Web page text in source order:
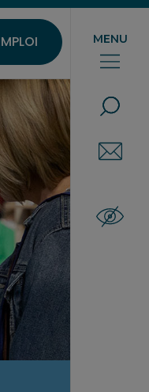
MENU
QUE